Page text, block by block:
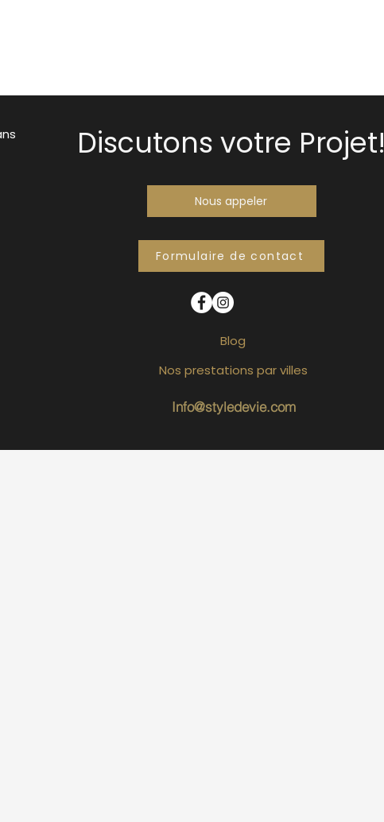
Discutons votre Projet!
Nous appeler
Formulaire de contact
Blog
Info@styledevie.com
Nos prestations par villes